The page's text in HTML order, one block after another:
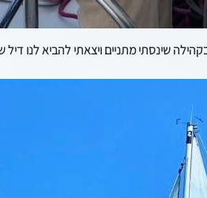
שינסתי מתניים ויצאתי להביא לנו דיל